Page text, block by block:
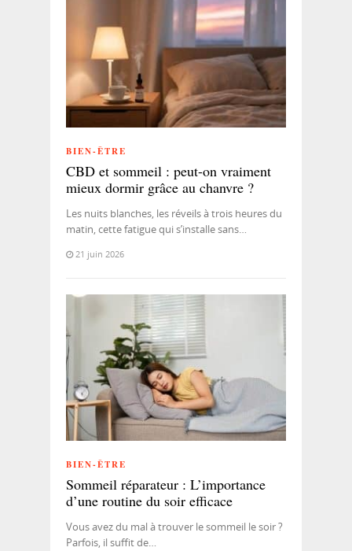
BIEN-ÊTRE
CBD et sommeil : peut-on vraiment
mieux dormir grâce au chanvre ?
Les nuits blanches, les réveils à trois heures du
matin, cette fatigue qui s’installe sans…
21 juin 2026
BIEN-ÊTRE
Sommeil réparateur : L’importance
d’une routine du soir efficace
Vous avez du mal à trouver le sommeil le soir ?
Parfois, il suffit de…